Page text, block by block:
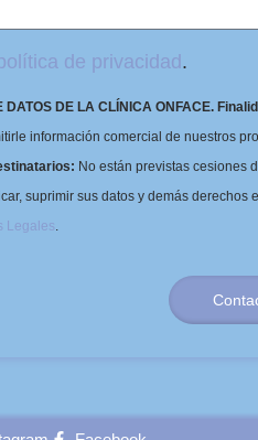
de privacidad.
DATOS DE LA CLÍNICA ONFACE.
información comercial de nuestros
No están previstas cesiones
suprimir sus datos y demás derechos
Legales.